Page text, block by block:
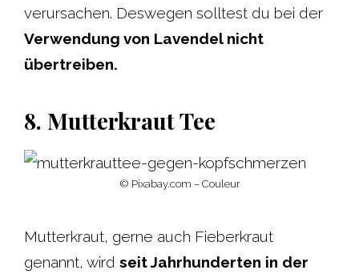
verursachen. Deswegen solltest du bei der
Verwendung von Lavendel nicht
übertreiben.
8. Mutterkraut Tee
© Pixabay.com – Couleur
Mutterkraut, gerne auch Fieberkraut
genannt, wird seit Jahrhunderten in der